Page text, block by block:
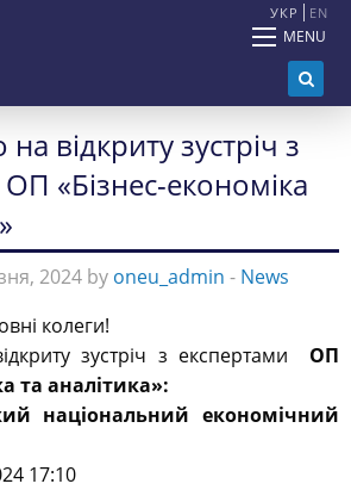
УКР EN
MENU
відкриту зустріч з
«Бізнес-економіка
2024 by oneu_admin - News
колеги!
зустріч з експертами ОП
та аналітика»:
національний економічний
17:10